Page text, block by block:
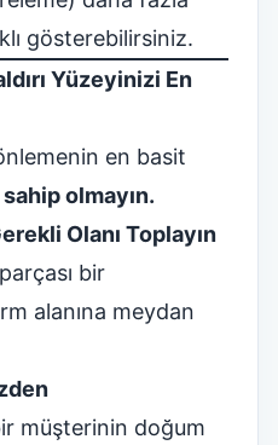
gösterebilirsiniz.
Yüzeyinizi En
en basit
olmayın.
Olanı Toplayın
bir
alanına meydan
müşterinin doğum